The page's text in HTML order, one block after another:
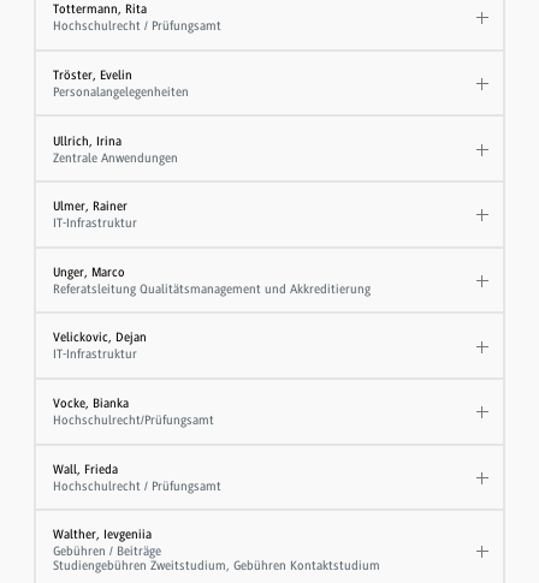
Tottermann, Rita
Hochschulrecht / Prüfungsamt
Tröster, Evelin
Personalangelegenheiten
Ullrich, Irina
Zentrale Anwendungen
Ulmer, Rainer
IT-Infrastruktur
Unger, Marco
Referatsleitung Qualitätsmanagement und Akkreditierung
Velickovic, Dejan
IT-Infrastruktur
Vocke, Bianka
Hochschulrecht/Prüfungsamt
Wall, Frieda
Hochschulrecht / Prüfungsamt
Walther, Ievgeniia
Gebühren / Beiträge
Studiengebühren Zweitstudium, Gebühren Kontaktstudium